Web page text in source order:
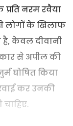
नरम रवैया
लोगों के खिलाफ
है, केवल दीवानी
से अपील की
घोषित किया
कर उनकी